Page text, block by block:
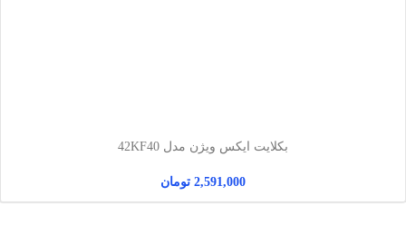
بکلایت ایکس ویژن مدل 42KF40
2,591,000 تومان